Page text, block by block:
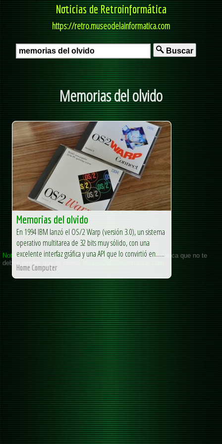
Noticias de Retroinformática
https://retro.museodelainformatica.com
Buscar
Memorias del olvido
Memorias del olvido
En 1994 IBM lanzó el OS/2 Warp (versión 3.0), un sistema
operativo multitarea de 32 bits muy sólido, con una
excelente interfaz gráfica y una API que lo convirtió en......
Home Computer